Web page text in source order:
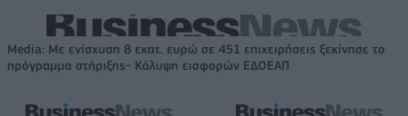
Media: Με ενίσχυση 8 εκατ. ευρώ σε 451 επιχειρήσεις ξεκίνησε το
πρόγραμμα στήριξης- Κάλυψη εισφορών ΕΔΟΕΑΠ